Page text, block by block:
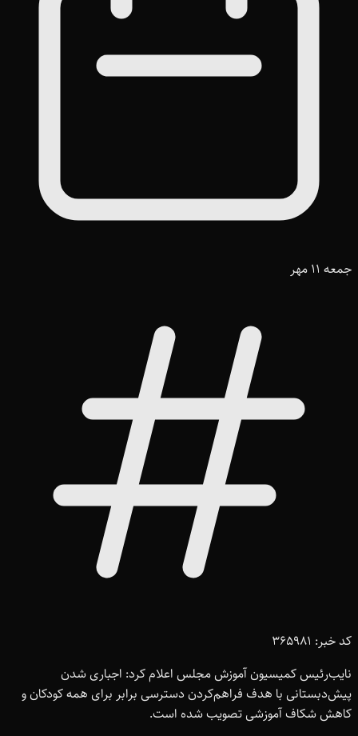
جمعه 11 مهر
کد خبر: 365981
نایب‌رئیس کمیسیون آموزش مجلس اعلام کرد: اجباری شدن
پیش‌دبستانی با هدف فراهم‌کردن دسترسی برابر برای همه کودکان و
کاهش شکاف آموزشی تصویب شده است.